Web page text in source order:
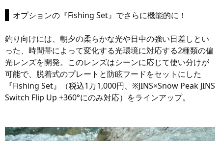
オプションの『Fishing Set』でさらに機能的に！
釣り向けには、朝夕の柔らかな光や日中の強い日差しとい
った、時間帯によって変化する光環境に対応する2種類の偏
光レンズを開発。このレンズはシーンに応じて使い分けが
可能で、脱着式のプレートと防眩フードをセットにした
『Fishing Set』（税込1万1,000円、※JINS×Snow Peak JINS
Switch Flip Up +360°にのみ対応）をラインアップ。